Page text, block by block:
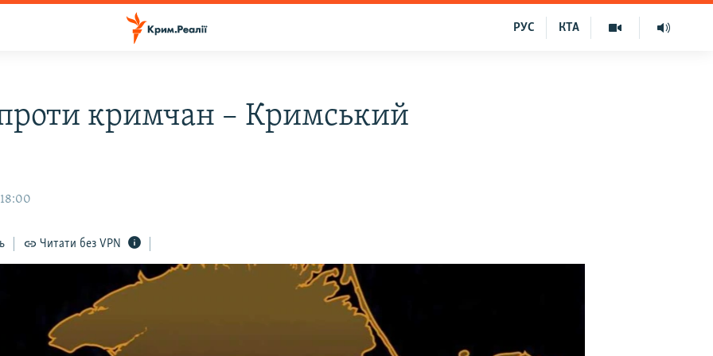
КТА
РУС
кримчан – Кримський
Читати без VPN